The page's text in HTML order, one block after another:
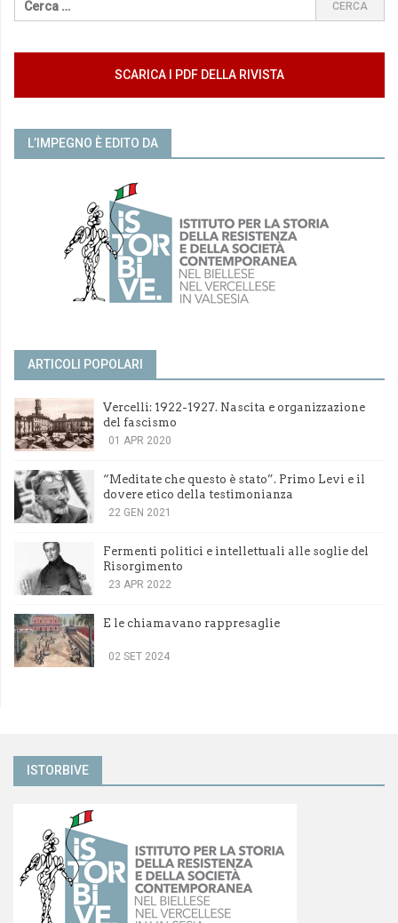
SCARICA I PDF DELLA RIVISTA
L’IMPEGNO È EDITO DA
ARTICOLI POPOLARI
Vercelli: 1922-1927. Nascita e organizzazione
del fascismo
01 APR 2020
“Meditate che questo è stato”. Primo Levi e il
dovere etico della testimonianza
22 GEN 2021
Fermenti politici e intellettuali alle soglie del
Risorgimento
23 APR 2022
E le chiamavano rappresaglie
02 SET 2024
ISTORBIVE